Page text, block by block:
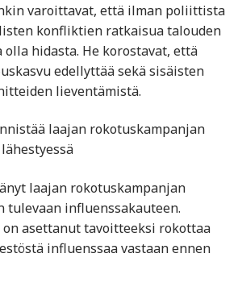
varoittavat, että ilman poliittista
konfliktien ratkaisua talouden
hidasta. He korostavat, että
edellyttää sekä sisäisten
lieventämistä.
laajan rokotuskampanjan
laajan rokotuskampanjan
tulevaan influenssakauteen.
asettanut tavoitteeksi rokottaa
influenssaa vastaan ennen